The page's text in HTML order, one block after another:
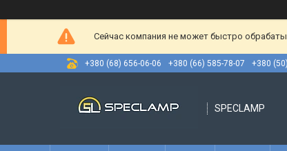
Сейчас компания не может быстро
+380 (68) 656-06-06 +380 (66) 585-78-07 +380
SPECLAMP